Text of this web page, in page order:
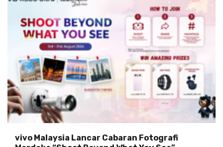
vivo Malaysia Lancar Cabaran Fotografi